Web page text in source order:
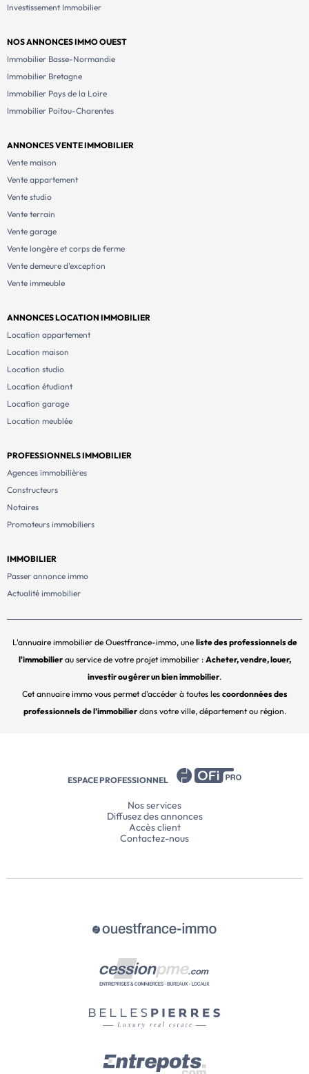
Investissement Immobilier
NOS ANNONCES IMMO OUEST
Immobilier Basse-Normandie
Immobilier Bretagne
Immobilier Pays de la Loire
Immobilier Poitou-Charentes
ANNONCES VENTE IMMOBILIER
Vente maison
Vente appartement
Vente studio
Vente terrain
Vente garage
Vente longère et corps de ferme
Vente demeure d'exception
Vente immeuble
ANNONCES LOCATION IMMOBILIER
Location appartement
Location maison
Location studio
Location étudiant
Location garage
Location meublée
PROFESSIONNELS IMMOBILIER
Agences immobilières
Constructeurs
Notaires
Promoteurs immobiliers
IMMOBILIER
Passer annonce immo
Actualité immobilier
L'annuaire immobilier de Ouestfrance-immo, une liste des professionnels de
l'immobilierau service de votre projet immobilier : Acheter, vendre, louer,
investir ou gérer un bien immobilier.
Cet annuaire immo vous permet d'accéder à toutes les coordonnées des
professionnels de l’immobilierdans votre ville, département ou région.
ESPACE PROFESSIONNEL
Nos services
Diffusez des annonces
Accès client
Contactez-nous